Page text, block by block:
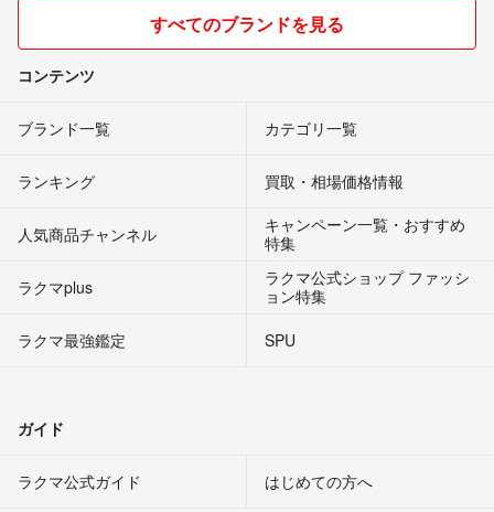
すべてのブランドを見る
コンテンツ
ブランド一覧 カテゴリ一覧
ランキング 買取・相場価格情報
人気商品チャンネル
キャンペーン一覧・おすすめ
特集
ラクマplus
ラクマ公式ショップ ファッシ
ョン特集
ラクマ最強鑑定
SPU
ガイド
ラクマ公式ガイド はじめての方へ